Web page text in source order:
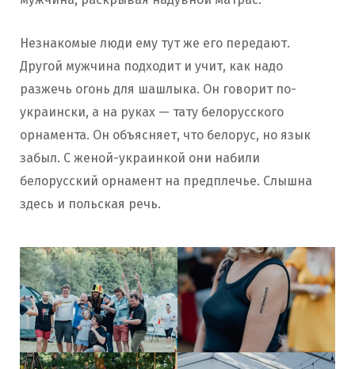
Незнакомые люди ему тут же его передают.
Другой мужчина подходит и учит, как надо
разжечь огонь для шашлыка. Он говорит по-
украински, а на руках — тату белорусского
орнамента. Он объясняет, что белорус, но язык
забыл. С женой-украинкой они набили
белорусский орнамент на предплечье. Слышна
здесь и польская речь.